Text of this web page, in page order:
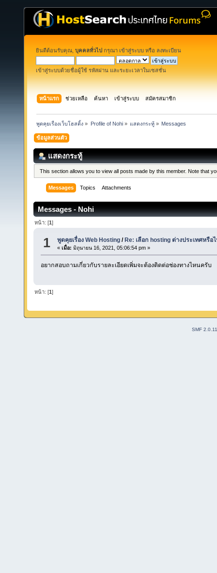
ยินดีต้อนรับคุณ, บุคคลทั่วไป กรุณา เข้าสู่ระบบ หรือ ลงทะเบียน
เข้าสู่ระบบด้วยชื่อผู้ใช้ รหัสผ่าน และระยะเวลาในเซสชั่น
หน้าแรก ช่วยเหลือ ค้นหา เข้าสู่ระบบ สมัครสมาชิก
พูดคุยเรื่องเว็บโฮสติ้ง » Profile of Nohi» แสดงกระทู้» Messages
ข้อมูลส่วนตัว
แสดงกระทู้
This section allows you to view all posts made by this member. Note that
Messages Topics Attachments
Messages - Nohi
หน้า: [1]
1 พูดคุยเรื่อง Web Hosting / Re: เลือก hosting ต่างประเทศหรือ
«เมื่อ: มิถุนายน 16, 2021, 05:06:54 pm »
อยากสอบถามเกี่ยวกับรายละเอียดเพิ่มจะต้องติดต่อช่องทางไหนครับ
หน้า: [1]
SMF 2.0.11